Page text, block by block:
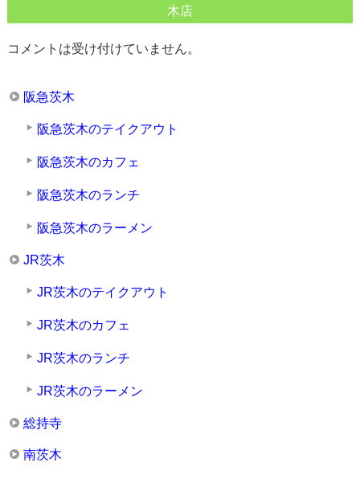
木店
コメントは受け付けていません。
阪急茨木
阪急茨木のテイクアウト
阪急茨木のカフェ
阪急茨木のランチ
阪急茨木のラーメン
JR茨木
JR茨木のテイクアウト
JR茨木のカフェ
JR茨木のランチ
JR茨木のラーメン
総持寺
南茨木